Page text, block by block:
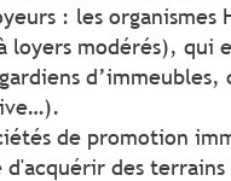
: les organismes
loyers modérés), qui
d’immeubles,
de promotion
des